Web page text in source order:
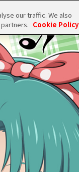
our traffic. We also
Cookie Policy